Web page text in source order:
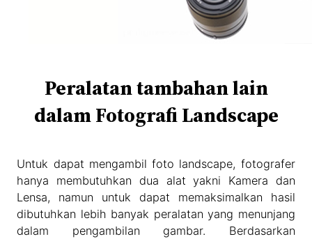
Peralatan tambahan lain
dalam Fotografi Landscape
Untuk dapat mengambil foto landscape, fotografer
hanya membutuhkan dua alat yakni Kamera dan
Lensa, namun untuk dapat memaksimalkan hasil
dibutuhkan lebih banyak peralatan yang menunjang
dalam pengambilan gambar. Berdasarkan